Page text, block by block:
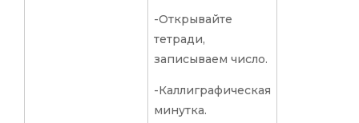
-Открывайте
тетради,
записываем число.
-Каллиграфическая
минутка.